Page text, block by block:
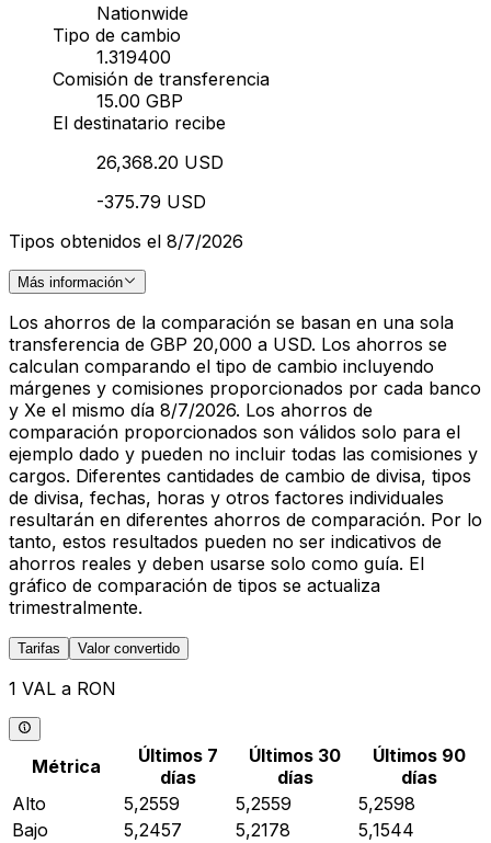
Nationwide
Tipo de cambio
1.319400
Comisión de transferencia
15.00 GBP
El destinatario recibe
26,368.20 USD
-375.79 USD
Tipos obtenidos el 8/7/2026
Más información
Los ahorros de la comparación se basan en una sola
transferencia de GBP 20,000 a USD. Los ahorros se
calculan comparando el tipo de cambio incluyendo
márgenes y comisiones proporcionados por cada banco
y Xe el mismo día 8/7/2026. Los ahorros de
comparación proporcionados son válidos solo para el
ejemplo dado y pueden no incluir todas las comisiones y
cargos. Diferentes cantidades de cambio de divisa, tipos
de divisa, fechas, horas y otros factores individuales
resultarán en diferentes ahorros de comparación. Por lo
tanto, estos resultados pueden no ser indicativos de
ahorros reales y deben usarse solo como guía. El
gráfico de comparación de tipos se actualiza
trimestralmente.
Tarifas Valor convertido
1 VAL a RON
Métrica
Últimos 7
días
Últimos 30
días
Últimos 90
días
Alto
5,2559 5,2559
5,2598
Bajo
5,2457 5,2178
5,1544